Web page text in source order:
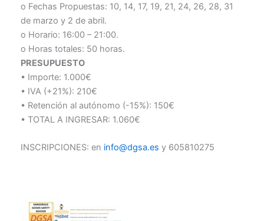
o Fechas Propuestas: 10, 14, 17, 19, 21, 24, 26, 28, 31
de marzo y 2 de abril.
o Horario: 16:00 – 21:00.
o Horas totales: 50 horas.
PRESUPUESTO
• Importe: 1.000€
• IVA (+21%): 210€
• Retención al autónomo (-15%): 150€
• TOTAL A INGRESAR: 1.060€
INSCRIPCIONES: en info@dgsa.es y 605810275